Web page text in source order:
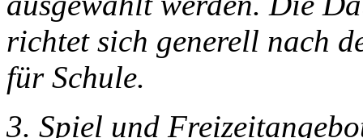
richtet sich generell nach
für Schule.
3. Spiel und